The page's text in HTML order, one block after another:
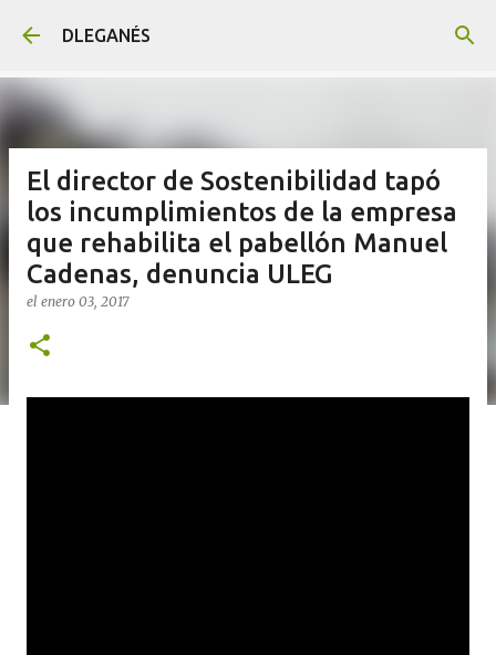
DLEGANÉS
El director de Sostenibilidad tapó
los incumplimientos de la empresa
que rehabilita el pabellón Manuel
Cadenas, denuncia ULEG
el enero 03, 2017